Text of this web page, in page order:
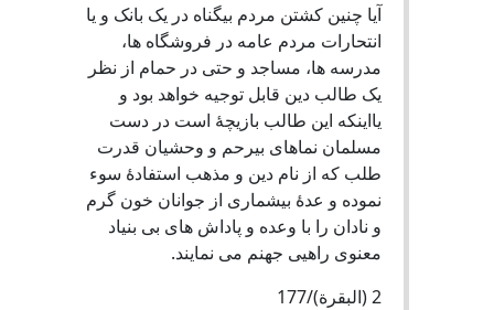
آیا چنین کشتن مردم بیگناه در یک بانک و یا
انتحارات مردم عامه در فروشگاه ها،
مدرسه ها، مساجد و حتی در حمام از نظر
یک طالب دین قابل توجیه خواهد بود و
یااینکه این طالب بازیچۀ است در دست
مسلمان نماهای بیرحم و وحشیان قدرت
طلب که از نام دین و مذهب استفادۀ سوء
نموده و عدۀ بیشماری از جوانان خون گرم
و نادان را با وعده و پاداش های بی بنیاد
معنوی راهیی جهنم می نمایند.
2 (البقرة)/177